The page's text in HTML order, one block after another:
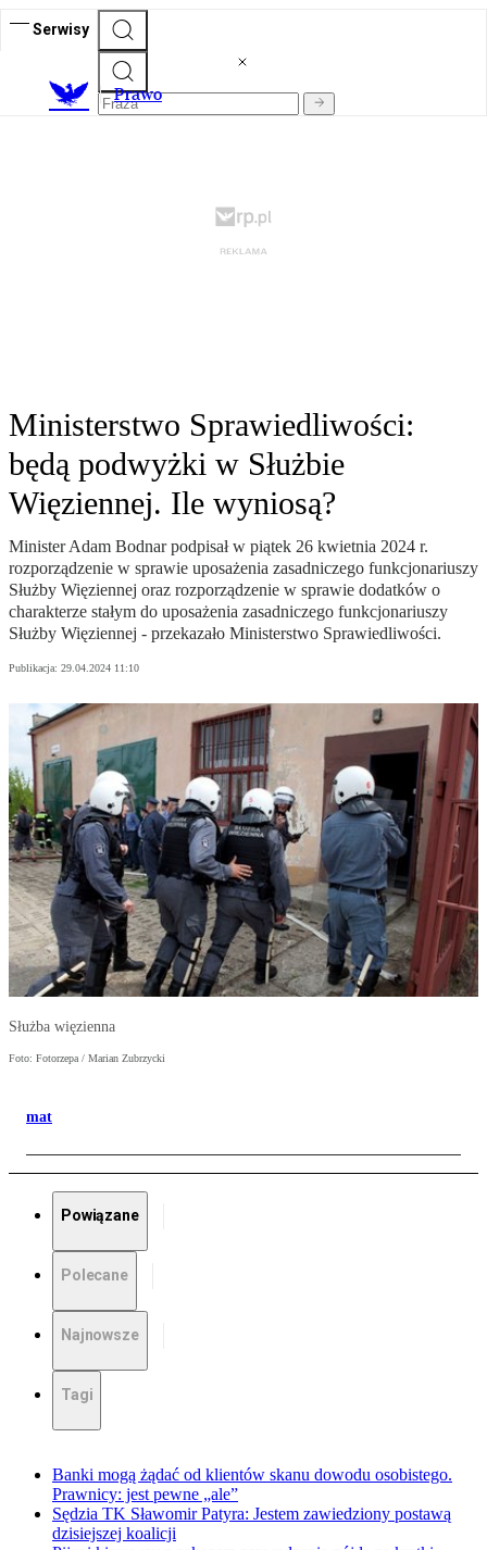
Serwisy
Prawo
Ministerstwo Sprawiedliwości:
będą podwyżki w Służbie
Więziennej. Ile wyniosą?
Minister Adam Bodnar podpisał w piątek 26 kwietnia 2024 r.
rozporządzenie w sprawie uposażenia zasadniczego funkcjonariuszy
Służby Więziennej oraz rozporządzenie w sprawie dodatków o
charakterze stałym do uposażenia zasadniczego funkcjonariuszy
Służby Więziennej - przekazało Ministerstwo Sprawiedliwości.
Publikacja: 29.04.2024 11:10
Służba więzienna
Foto: Fotorzepa / Marian Zubrzycki
mat
Powiązane
Polecane
Najnowsze
Tagi
Banki mogą żądać od klientów skanu dowodu osobistego.
Prawnicy: jest pewne „ale”
Sędzia TK Sławomir Patyra: Jestem zawiedziony postawą
dzisiejszej koalicji